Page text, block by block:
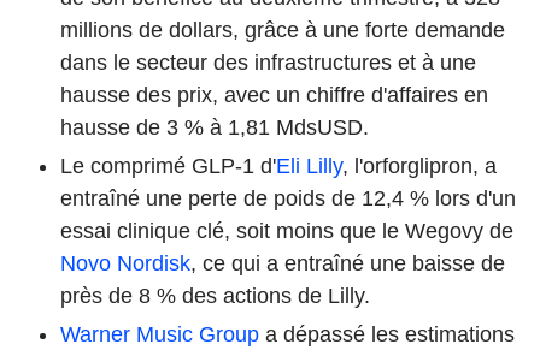
millions de dollars, grâce à une forte demande
dans le secteur des infrastructures et à une
hausse des prix, avec un chiffre d'affaires en
hausse de 3 % à 1,81 MdsUSD.
Le comprimé GLP-1 d'Eli Lilly, l'orforglipron, a
entraîné une perte de poids de 12,4 % lors d'un
essai clinique clé, soit moins que le Wegovy de
Novo Nordisk, ce qui a entraîné une baisse de
près de 8 % des actions de Lilly.
Warner Music Group a dépassé les estimations